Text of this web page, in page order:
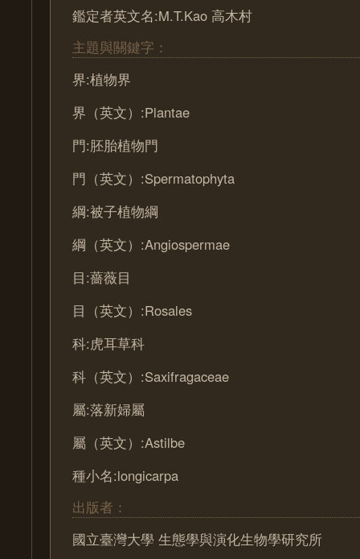
鑑定者英文名:M.T.Kao 高木村
主題與關鍵字：
界:植物界
界（英文）:Plantae
門:胚胎植物門
門（英文）:Spermatophyta
綱:被子植物綱
綱（英文）:Angiospermae
目:薔薇目
目（英文）:Rosales
科:虎耳草科
科（英文）:Saxifragaceae
屬:落新婦屬
屬（英文）:Astilbe
種小名:longicarpa
出版者：
國立臺灣大學 生態學與演化生物學研究所